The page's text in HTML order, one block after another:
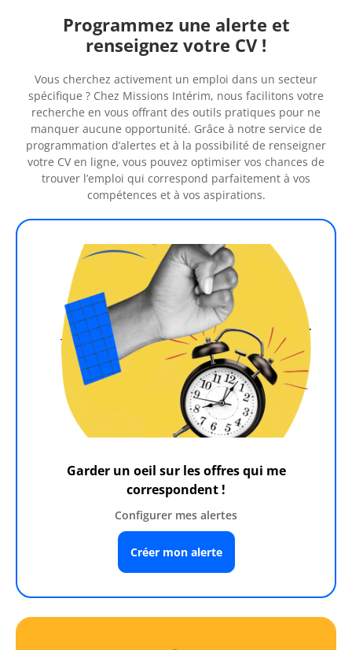
Programmez une alerte et
renseignez votre CV !
Vous cherchez activement un emploi dans un secteur
spécifique ? Chez Missions Intérim, nous facilitons votre
recherche en vous offrant des outils pratiques pour ne
manquer aucune opportunité. Grâce à notre service de
programmation d’alertes et à la possibilité de renseigner
votre CV en ligne, vous pouvez optimiser vos chances de
trouver l’emploi qui correspond parfaitement à vos
compétences et à vos aspirations.
Garder un oeil sur les offres qui me
correspondent !
Configurer mes alertes
Créer mon alerte